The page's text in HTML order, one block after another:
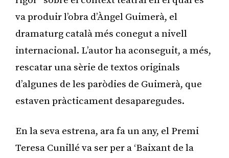
va produir l’obra d’Àngel Guimerà, el
dramaturg català més conegut a nivell
internacional. L’autor ha aconseguit, a més,
rescatar una sèrie de textos originals
d’algunes de les paròdies de Guimerà, que
estaven pràcticament desaparegudes.
En la seva estrena, ara fa un any, el Premi
Teresa Cunillé va ser per a ‘Baixant de la